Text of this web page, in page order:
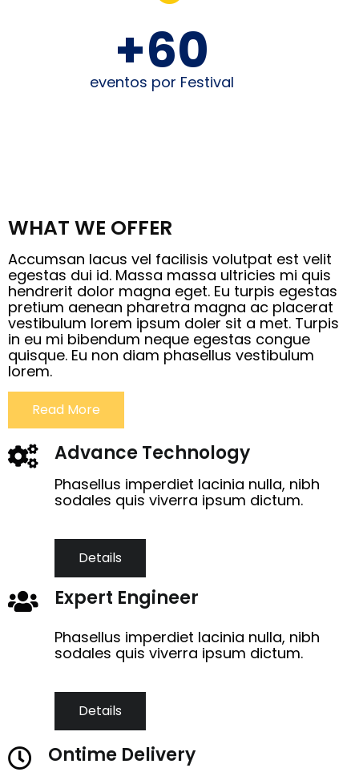
+60
eventos por Festival
WHAT WE OFFER
Accumsan lacus vel facilisis volutpat est velit
egestas dui id. Massa massa ultricies mi quis
hendrerit dolor magna eget. Eu turpis egestas
pretium aenean pharetra magna ac placerat
vestibulum lorem ipsum doler sit a met. Turpis
in eu mi bibendum neque egestas congue
quisque. Eu non diam phasellus vestibulum
lorem.
Read More
Advance Technology
Phasellus imperdiet lacinia nulla, nibh
sodales quis viverra ipsum dictum.
Details
Expert Engineer
Phasellus imperdiet lacinia nulla, nibh
sodales quis viverra ipsum dictum.
Details
Ontime Delivery